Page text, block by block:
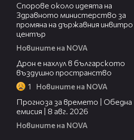
Спорове около идеята на
Здравното министерство за
промяна на държавния инвитро
център
Новините на NOVA
Дрон е нахлул в българското
въздушно пространство
1 Новините на NOVA
Прогноза за времето | Обедна
емисия | 8 авг. 2026
Новините на NOVA